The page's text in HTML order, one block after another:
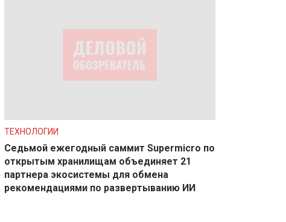
ТЕХНОЛОГИИ
Седьмой ежегодный саммит Supermicro по
открытым хранилищам объединяет 21
партнера экосистемы для обмена
рекомендациями по развертыванию ИИ